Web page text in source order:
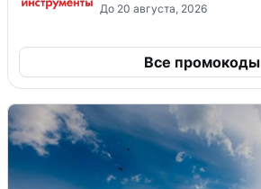
До 20 августа, 2026
Все промокоды